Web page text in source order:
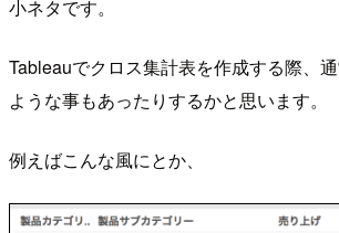
小ネタです。
Tableauでクロス集計表を作成する際、
ような事もあったりするかと思います。
例えばこんな風にとか、